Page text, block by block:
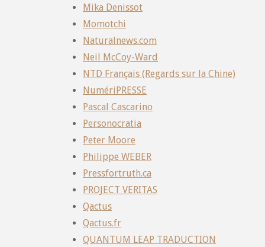
Mika Denissot
Momotchi
Naturalnews.com
Neil McCoy-Ward
NTD Français (Regards sur la Chine)
NumériPRESSE
Pascal Cascarino
Personocratia
Peter Moore
Philippe WEBER
Pressfortruth.ca
PROJECT VERITAS
Qactus
Qactus.fr
QUANTUM LEAP TRADUCTION